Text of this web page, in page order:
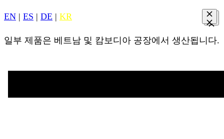
EN | ES | DE | KR
일부 제품은 베트남 및 캄보디아 공장에서 생산됩니다.